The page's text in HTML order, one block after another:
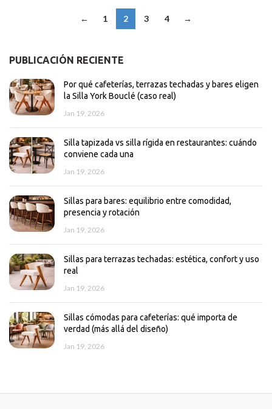
← 1 2 3 4 →
PUBLICACIÓN RECIENTE
Por qué cafeterías, terrazas techadas y bares eligen
la Silla York Bouclé (caso real)
Jan 19, 2026
Silla tapizada vs silla rígida en restaurantes: cuándo
conviene cada una
Jan 19, 2026
Sillas para bares: equilibrio entre comodidad,
presencia y rotación
Jan 19, 2026
Sillas para terrazas techadas: estética, confort y uso
real
Jan 19, 2026
Sillas cómodas para cafeterías: qué importa de
verdad (más allá del diseño)
Jan 19, 2026